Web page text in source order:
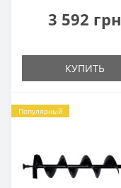
3 592 грн
КУПИТЬ
Популярный